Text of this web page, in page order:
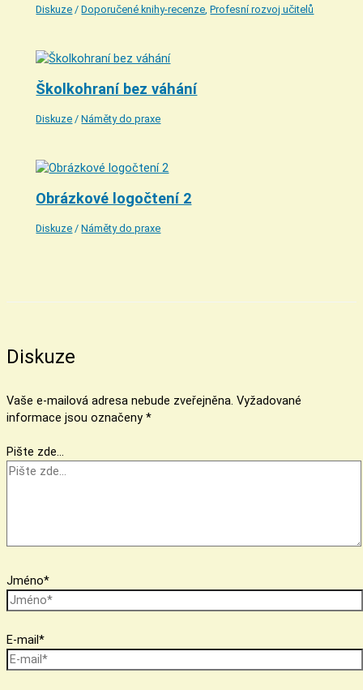
Diskuze /Doporučené knihy-recenze,Profesní rozvoj učitelů
Školkohraní bez váhání
Diskuze /Náměty do praxe
Obrázkové logočtení 2
Diskuze /Náměty do praxe
Diskuze
Vaše e-mailová adresa nebude zveřejněna. Vyžadované
informace jsou označeny *
Pište zde…
Jméno*
E-mail*